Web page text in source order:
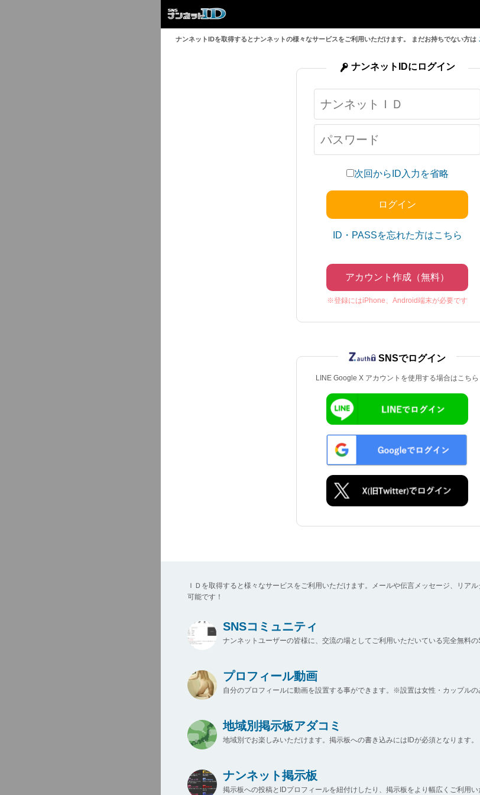
ナンネットIDを取得するとナンネットの様々なサービスをご利用いただけます。 まだお持ちでない方は
次回からID入力を省略
ID・PASSを忘れた方はこちら
アカウント作成（無料）
※登録にはiPhone、Android端末が必要です
ナンネットIDにログイン
LINE Google X アカウントを使用する場合はこちら
SNSでログイン
ＩＤを取得すると様々なサービスをご利用いただけます。メールや伝言メッセージ、リア
可能です！
SNSコミュニティ
ナンネットユーザーの皆様に、交流の場としてご利用いただいている完全無料の
プロフィール動画
自分のプロフィールに動画を設置する事ができます。※設置は女性・カップルの
地域別掲示板アダコミ
地域別でお楽しみいただけます。掲示板への書き込みにはIDが必須となります。
ナンネット掲示板
掲示板への投稿とIDプロフィールを紐付けしたり、掲示板をより幅広くご利用い